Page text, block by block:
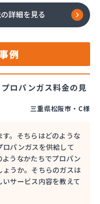
詳細を見る
例
ロパンガス料金の見
三重県松阪市・C様
。そちらはどのような
ロパンガスを供給して
ようなかたちでプロパン
ょうか。そちらのガスは
サービス内容を教えて